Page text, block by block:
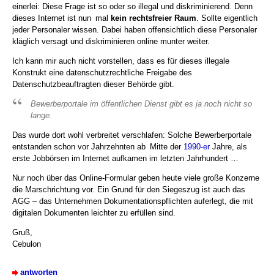
einerlei: Diese Frage ist so oder so illegal und diskriminierend. Denn
dieses Internet ist nun mal kein rechtsfreier Raum . Sollte eigentlich
jeder Personaler wissen. Dabei haben offensichtlich diese Personaler
kläglich versagt und diskriminieren online munter weiter.
Ich kann mir auch nicht vorstellen, dass es für dieses illegale
Konstrukt eine datenschutzrechtliche Freigabe des
Datenschutzbeauftragten dieser Behörde gibt.
Bewerberportale im öffentlichen Dienst gibt es ja noch nicht so
lange.
Das wurde dort wohl verbreitet verschlafen: Solche Bewerberportale
entstanden schon vor Jahrzehnten ab Mitte der 1990-erJahre, als
erste Jobbörsen im Internet aufkamen im letzten Jahrhundert …
Nur noch über das Online-Formular geben heute viele große Konzerne
die Marschrichtung vor. Ein Grund für den Siegeszug ist auch das
AGG – das Unternehmen Dokumentationspflichten auferlegt, die mit
digitalen Dokumenten leichter zu erfüllen sind.
Gruß,
Cebulon
antworten